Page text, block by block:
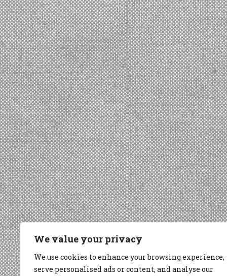
We value your privacy
We use cookies to enhance your browsing experience,
serve personalised ads or content, and analyse our